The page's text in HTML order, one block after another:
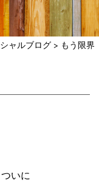
ャルブログ > もう限界
ついに